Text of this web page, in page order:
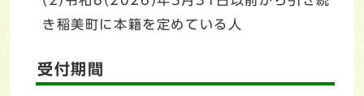
き稲美町に本籍を定めている人
受付期間